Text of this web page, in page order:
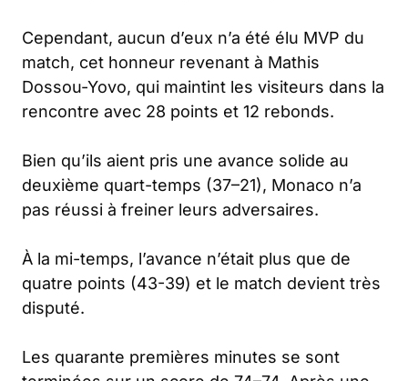
Cependant, aucun d’eux n’a été élu MVP du
match, cet honneur revenant à Mathis
Dossou-Yovo, qui maintint les visiteurs dans la
rencontre avec 28 points et 12 rebonds.
Bien qu’ils aient pris une avance solide au
deuxième quart-temps (37–21), Monaco n’a
pas réussi à freiner leurs adversaires.
À la mi-temps, l’avance n’était plus que de
quatre points (43-39) et le match devient très
disputé.
Les quarante premières minutes se sont